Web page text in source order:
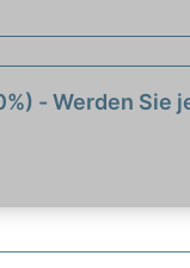
- Werden Sie